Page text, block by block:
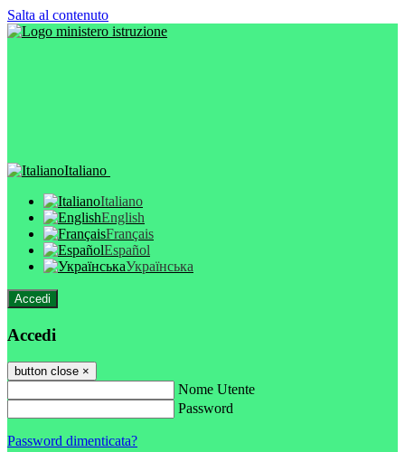
Salta al contenuto
Italiano
Italiano
English
Français
Español
Українська
Accedi
Accedi
button close ×
Nome Utente
Password
Password dimenticata?